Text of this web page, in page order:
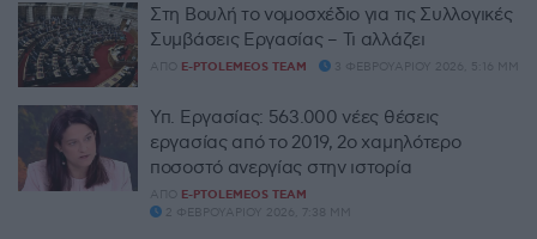
Στη Βουλή το νομοσχέδιο για τις Συλλογικές
Συμβάσεις Εργασίας – Τι αλλάζει
ΑΠΌ E-PTOLEMEOS TEAM 3 ΦΕΒΡΟΥΑΡΊΟΥ 2026, 5:16 ΜΜ
Υπ. Εργασίας: 563.000 νέες θέσεις
εργασίας από το 2019, 2o χαμηλότερο
ποσοστό ανεργίας στην ιστορία
ΑΠΌ E-PTOLEMEOS TEAM
2 ΦΕΒΡΟΥΑΡΊΟΥ 2026, 7:38 ΜΜ